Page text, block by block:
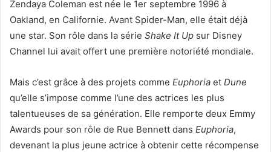
Zendaya Coleman est née le 1er septembre 1996 à
Oakland, en Californie. Avant Spider-Man, elle était déjà
une star. Son rôle dans la série Shake It Up sur Disney
Channel lui avait offert une première notoriété mondiale.
Mais c’est grâce à des projets comme Euphoria et Dune
qu’elle s’impose comme l’une des actrices les plus
talentueuses de sa génération. Elle remporte deux Emmy
Awards pour son rôle de Rue Bennett dans Euphoria,
devenant la plus jeune actrice à obtenir cette récompense